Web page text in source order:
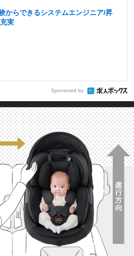
からできるシステムエンジニア/昇
実
Sponsored by